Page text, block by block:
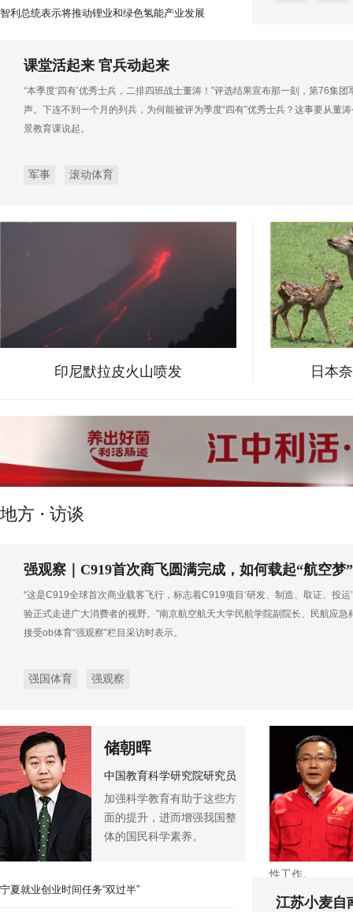
智利总统表示将推动锂业和绿色氢能产业发展
课堂活起来 官兵动起来
“本季度‘四有’优秀士兵，二排四班战士董涛！”评选结果宣布那一刻，第76集
声。下连不到一个月的列兵，为何能被评为季度“四有”优秀士兵？这事要从董
景教育课说起。
军事 滚动体育
印尼默拉皮火山喷发 日本
地方 · 访谈
强观察｜C919首次商飞圆满完成，如何载起“航空梦
“这是C919全球首次商业载客飞行，标志着C919项目‘研发、制造、取证、投
验正式走进广大消费者的视野。”南京航空航天大学民航学院副院长、民航应
接受ob体育“强观察”栏目采访时表示。
强国体育 强观察
储朝晖
中国教育科学研究院研究员
加强科学教育有助于这些方
面的提升，进而增强我国整
体的国民科学素养。
性工作。
江苏小麦自
宁夏就业创业时间任务“双过半”